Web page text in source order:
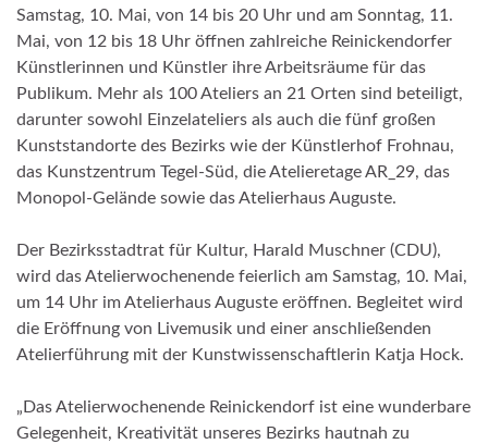
Samstag, 10. Mai, von 14 bis 20 Uhr und am Sonntag, 11.
Mai, von 12 bis 18 Uhr öffnen zahlreiche Reinickendorfer
Künstlerinnen und Künstler ihre Arbeitsräume für das
Publikum. Mehr als 100 Ateliers an 21 Orten sind beteiligt,
darunter sowohl Einzelateliers als auch die fünf großen
Kunststandorte des Bezirks wie der Künstlerhof Frohnau,
das Kunstzentrum Tegel-Süd, die Atelieretage AR_29, das
Monopol-Gelände sowie das Atelierhaus Auguste.
Der Bezirksstadtrat für Kultur, Harald Muschner (CDU),
wird das Atelierwochenende feierlich am Samstag, 10. Mai,
um 14 Uhr im Atelierhaus Auguste eröffnen. Begleitet wird
die Eröffnung von Livemusik und einer anschließenden
Atelierführung mit der Kunstwissenschaftlerin Katja Hock.
„Das Atelierwochenende Reinickendorf ist eine wunderbare
Gelegenheit, Kreativität unseres Bezirks hautnah zu